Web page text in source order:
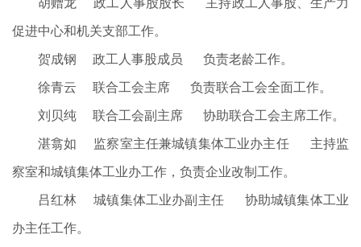
促进中心和机关支部工作。
贺成钢 政工人事股成员 负责老龄工作。
徐青云 联合工会主席 负责联合工会全面工作。
刘贝纯 联合工会副主席 协助联合工会主席工作。
湛翕如 监察室主任兼城镇集体工业办主任 主持监
察室和城镇集体工业办工作，负责企业改制工作。
吕红林 城镇集体工业办副主任 协助城镇集体工业
办主任工作。